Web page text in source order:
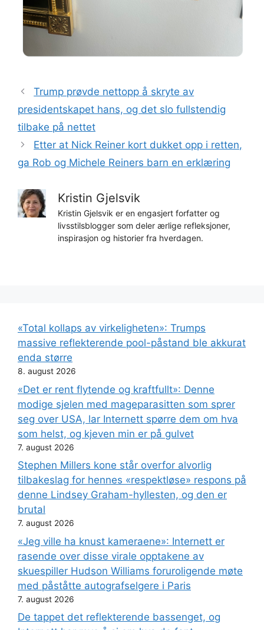
Trump prøvde nettopp å skryte av
presidentskapet hans, og det slo fullstendig
tilbake på nettet
Etter at Nick Reiner kort dukket opp i retten,
ga Rob og Michele Reiners barn en erklæring
Kristin Gjelsvik
Kristin Gjelsvik er en engasjert forfatter og
livsstilsblogger som deler ærlige refleksjoner,
inspirasjon og historier fra hverdagen.
«Total kollaps av virkeligheten»: Trumps
massive reflekterende pool-påstand ble akkurat
enda større
8. august 2026
«Det er rent flytende og kraftfullt»: Denne
modige sjelen med mageparasitten som sprer
seg over USA, lar Internett spørre dem om hva
som helst, og kjeven min er på gulvet
7. august 2026
Stephen Millers kone står overfor alvorlig
tilbakeslag for hennes «respektløse» respons på
denne Lindsey Graham-hyllesten, og den er
brutal
7. august 2026
«Jeg ville ha knust kameraene»: Internett er
rasende over disse virale opptakene av
skuespiller Hudson Williams foruroligende møte
med påståtte autografselgere i Paris
7. august 2026
De tappet det reflekterende bassenget, og